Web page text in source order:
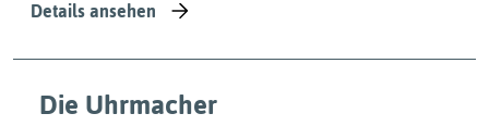
Details ansehen
Die Uhrmacher